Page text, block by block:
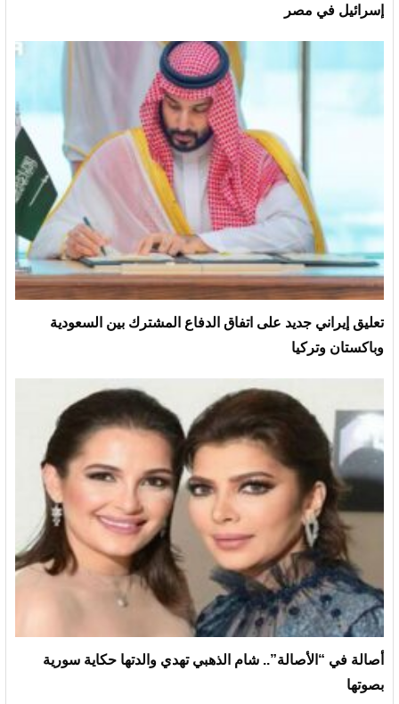
إسرائيل في مصر
تعليق إيراني جديد على اتفاق الدفاع المشترك بين السعودية
وباكستان وتركيا
أصالة في “الأصالة”.. شام الذهبي تهدي والدتها حكاية سورية
بصوتها